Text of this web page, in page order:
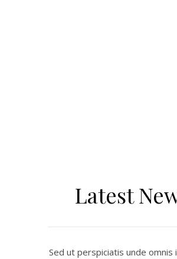
Latest
Sed ut perspiciatis unde omnis